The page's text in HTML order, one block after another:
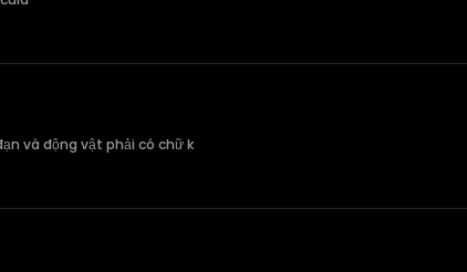
và động vật phải có chữ k